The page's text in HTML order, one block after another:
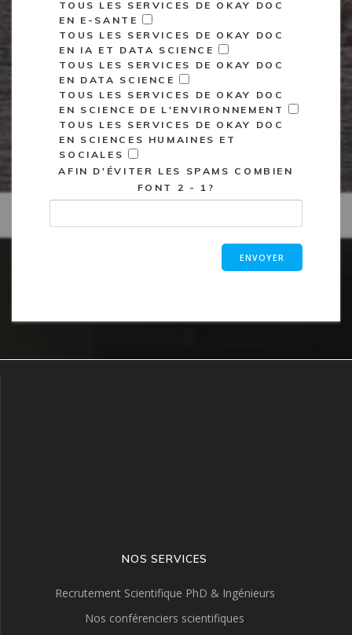
TOUS LES SERVICES DE OKAY DOC
EN E-SANTE
TOUS LES SERVICES DE OKAY DOC
EN IA ET DATA SCIENCE
TOUS LES SERVICES DE OKAY DOC
EN DATA SCIENCE
TOUS LES SERVICES DE OKAY DOC
EN SCIENCE DE L'ENVIRONNEMENT
TOUS LES SERVICES DE OKAY DOC
EN SCIENCES HUMAINES ET
SOCIALES
AFIN D'ÉVITER LES SPAMS COMBIEN
FONT 2 - 1?
NOS SERVICES
Recrutement Scientifique PhD & Ingénieurs
Nos conférenciers scientifiques